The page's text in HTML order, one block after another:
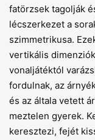
fatörzsek tagolják
lécszerkezet a
szimmetrikusa.
vertikális
vonaljátéktól
fordulnak, az
és az általa vetett
meztelen gyerek.
keresztezi, fejét